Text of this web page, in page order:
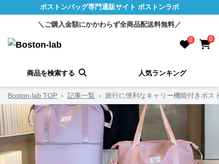
ボストンバッグ専門通販サイト ボストンラボ
＼ご購入金額にかかわらず全商品配送料無料／
0 0
商品を検索する 人気ランキング
Boston-lab TOP › 記事一覧 › 旅行に便利なキャリー機能付きボス